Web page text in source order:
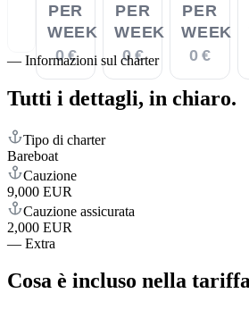
PER
WEEK
0 €
PER
WEEK
0 €
PER
WEEK
0 €
— Informazioni sul charter
Tutti i dettagli, in chiaro.
Tipo di charter
Bareboat
Cauzione
9,000 EUR
Cauzione assicurata
2,000 EUR
— Extra
Cosa è incluso nella